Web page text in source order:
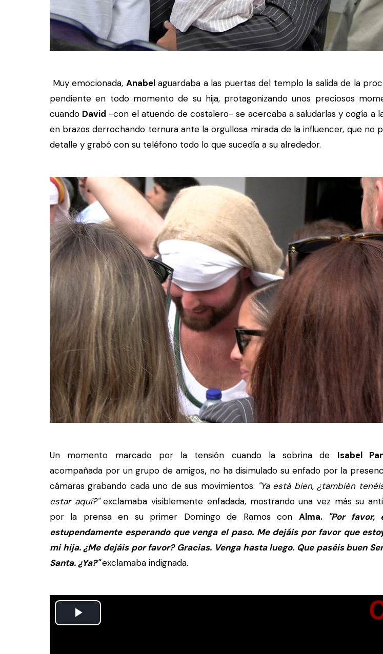
Muy emocionada, Anabelaguardaba a las puertas del templo la salida de la
pendiente en todo momento de su hija, protagonizando unos preciosos
cuando David -con el atuendo de costalero- se acercaba a saludarlas y cogía a
en brazos derrochando ternura ante la orgullosa mirada de la influencer, que no
detalle y grabó con su teléfono todo lo que sucedía a su alrededor.
Un momento marcado por la tensión cuando la sobrina de Isabel
acompañada por un grupo de amigos,no ha disimulado su enfado por la
cámaras grabando cada uno de sus movimientos: "Ya está bien, ¿también
estar aquí?"exclamaba visiblemente enfadada, mostrando una vez más su
por la prensa en su primer Domingo de Ramos con Alma.
"Por favor,
estupendamente esperando que venga el paso. Me dejáis por favor que
mi hija. ¿Me dejáis por favor? Gracias. Venga hasta luego. Que paséis buen
Santa. ¿Ya?"exclamaba indignada.